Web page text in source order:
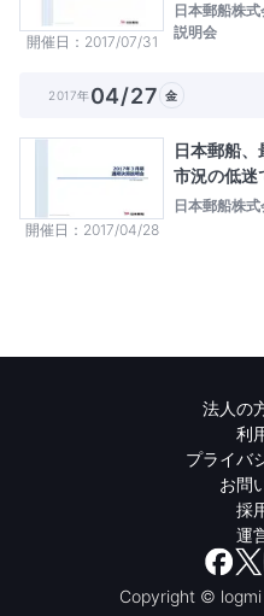
開催日 2017/07/31
日本郵船株
説明会
2017年04/27 金
開催日 2017/04/28
日本郵船
市況の低迷
日本郵船株
法人の
利
プライバ
お問
採
運
Copyright © logmi